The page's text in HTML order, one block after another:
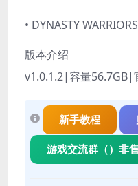
• DYNASTY
版本介绍
v1.0.1.2|容量56.7GB|
新手教程
游戏交流群（）非售